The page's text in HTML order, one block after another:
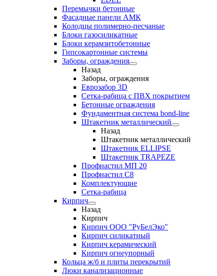
Перемычки бетонные
Фасадные панели АМК
Колодцы полимерно-песчаные
Блоки газосиликатные
Блоки керамзитобетонные
Гипсокартонные системы
Заборы, ограждения
Назад
Заборы, ограждения
Еврозабор 3D
Сетка-рабица с ПВХ покрытием
Бетонные ограждения
Фундаментная система bond-line
Штакетник металлический
Назад
Штакетник металлический
Штакетник ELLIPSE
Штакетник TRAPEZE
Профнастил МП 20
Профнастил С8
Комплектующие
Сетка-рабица
Кирпич
Назад
Кирпич
Кирпич ООО "РуБелЭко"
Кирпич силикатный
Кирпич керамический
Кирпич огнеупорный
Кольца ж/б и плиты перекрытий
Люки канализационные